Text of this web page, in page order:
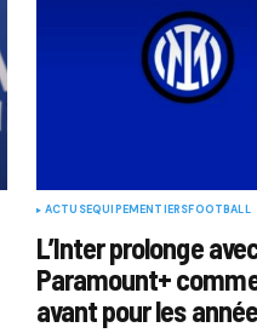
ACTUSEQUIPEMENTIERSFOOTBALL
L’Inter prolonge
Paramount+
avant pour les